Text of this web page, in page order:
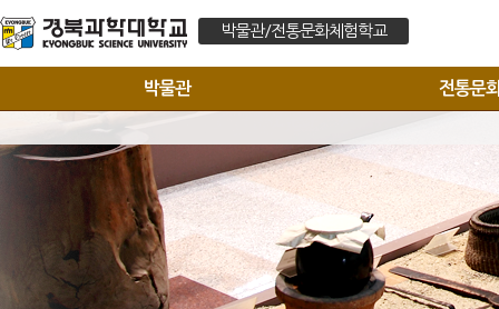
박물관/전통문화체험학교
박물관 전통문